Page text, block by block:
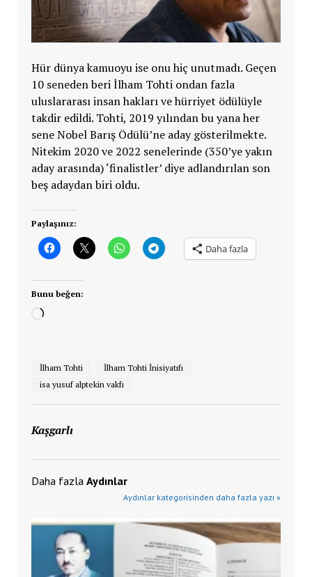
Hür dünya kamuoyu ise onu hiç unutmadı. Geçen
10 seneden beriİlham Tohti ondan fazla
uluslararası insan hakları ve hürriyet ödülüyle
takdir edildi. Tohti, 2019 yılından bu yana her
sene Nobel Barış Ödülü’ne aday gösterilmekte.
Nitekim 2020 ve 2022 senelerinde (350’ye yakın
aday arasında) ‘finalistler’ diye adlandırılan son
beş adaydan biri oldu.
Paylaşınız:
Daha fazla
Bunu beğen:
Yükleniyor...
İlham Tohti
İlham Tohti İnisiyatıfı
isa yusuf alptekin vakfı
Kaşgarlı
Daha fazla Aydınlar
Aydınlar kategorisinden daha fazla yazı »